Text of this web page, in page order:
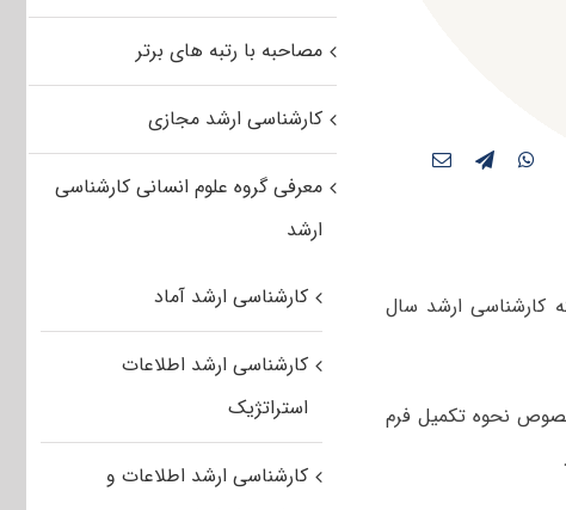
کارشناسی ارشد سال
نحوه تکمیل فرم
مصاحبه با رتبه های برتر
کارشناسی ارشد مجازی
معرفی گروه علوم انسانی کارشناسی
ارشد
کارشناسی ارشد آماد
کارشناسی ارشد اطلاعات
استراتژیک
کارشناسی ارشد اطلاعات و